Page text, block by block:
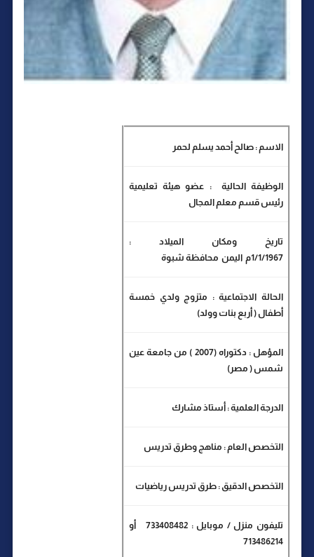
الاسم : صالح أحمد يسلم لحمر
الوظيفة الحالية : عضو هيئة تعليمية
رئيس قسم معلم المجال
تاريخ ومكان الميلاد :
1/1/1967م
اليمن محافظة شبوة
الحالة الاجتماعية : متزوج ولدي خمسة
أطفال ( أربع بنات وولد(
المؤهل : دكتوراه (( 2007 من جامعة عين
شمس ( مصر)
الدرجة العلمية : أستاذ مشارك
التخصص العام : مناهج وطرق تدريس
التخصص الدقيق : طرق تدريس رياضيات
تليفون منزل / موبايل : 733408482
أو
713486214